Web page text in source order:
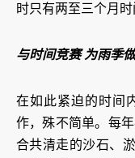
时只有两至三个月时
与时间竞赛 为雨季
在如此紧迫的时间
作，殊不简单。每
合共清走的沙石、